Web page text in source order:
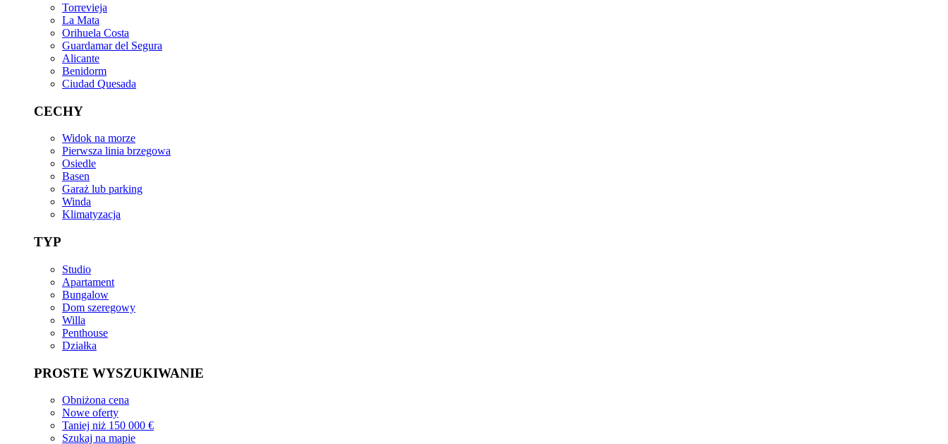
Torrevieja
La Mata
Orihuela Costa
Guardamar del Segura
Alicante
Benidorm
Ciudad Quesada
CECHY
Widok na morze
Pierwsza linia brzegowa
Osiedle
Basen
Garaż lub parking
Winda
Klimatyzacja
TYP
Studio
Apartament
Bungalow
Dom szeregowy
Willa
Penthouse
Działka
PROSTE WYSZUKIWANIE
Obniżona cena
Nowe oferty
Taniej niż 150 000 €
Szukaj na mapie